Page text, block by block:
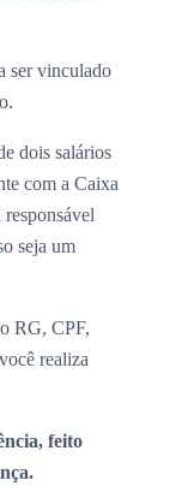
ser vinculado
dois salários
com a Caixa
seja um
RG, CPF,
realiza
feito